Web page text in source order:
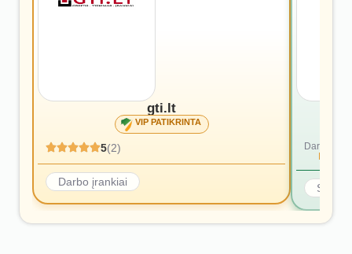
gti.lt
VIP PATIKRINTA
5(2)
Darbo įrankiai
Dar nėra